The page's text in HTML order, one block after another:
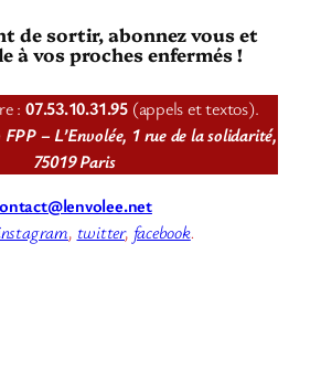
de sortir, abonnez vous et
à vos proches enfermés !
: 07.53.10.31.95 (appels et textos).
– L’Envolée, 1 rue de la solidarité,
75019 Paris
, twitter, facebook.